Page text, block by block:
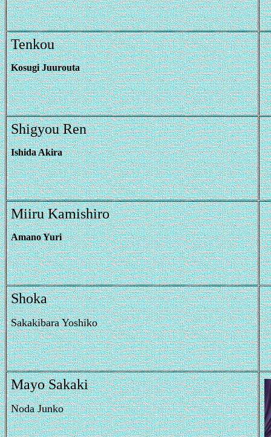
Tenkou
Kosugi Juurouta
Shigyou Ren
Ishida Akira
Miiru Kamishiro
Amano Yuri
Shoka
Sakakibara Yoshiko
Mayo Sakaki
Noda Junko